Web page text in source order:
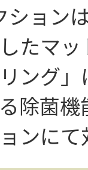
ション
たマ
ング
除菌
ンに